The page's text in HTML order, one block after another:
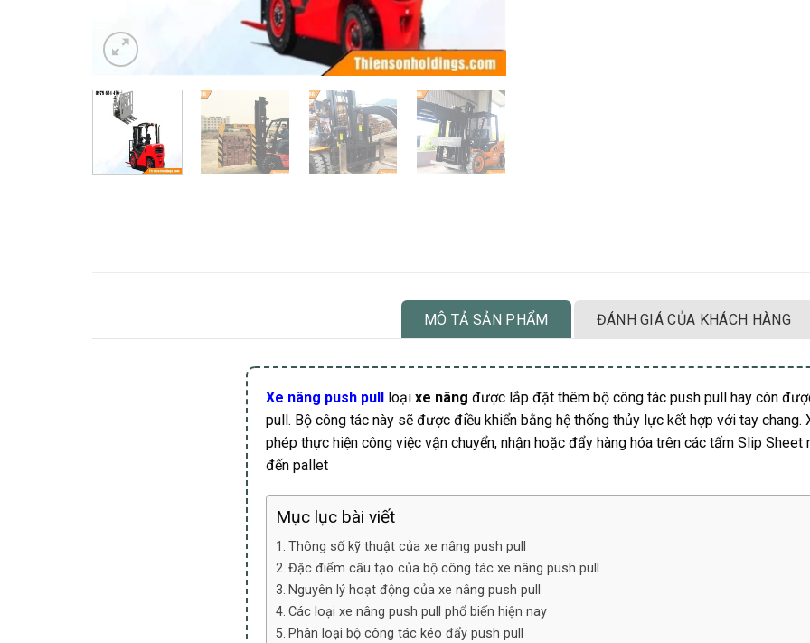
MÔ TẢ SẢN PHẨM ĐÁNH GIÁ CỦA KHÁCH HÀNG
Xe nâng push pull loại xe nâng được lắp đặt thêm bộ công tác push pull hay còn
pull. Bộ công tác này sẽ được điều khiển bằng hệ thống thủy lực kết hợp với tay chang.
phép thực hiện công việc vận chuyển, nhận hoặc đẩy hàng hóa trên các tấm Slip Sheet
đến pallet
Mục lục bài viết
Thông số kỹ thuật của xe nâng push pull
Đặc điểm cấu tạo của bộ công tác xe nâng push pull
Nguyên lý hoạt động của xe nâng push pull
Các loại xe nâng push pull phổ biến hiện nay
Phân loại bộ công tác kéo đẩy push pull